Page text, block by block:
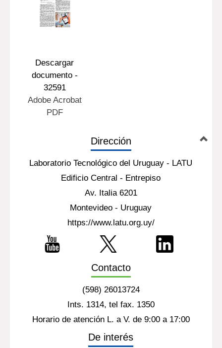
Descargar
documento -
32591
Adobe Acrobat
PDF
Dirección
Laboratorio Tecnológico del Uruguay - LATU
Edificio Central - Entrepiso
Av. Italia 6201
Montevideo - Uruguay
https://www.latu.org.uy/
Contacto
(598) 26013724
Ints. 1314, tel fax. 1350
Horario de atención L. a V. de 9:00 a 17:00
De interés